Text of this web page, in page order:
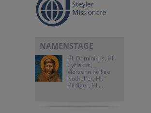
NAMENSTAGE
Hl. Dominikus, Hl.
Cyriakus, ,
Vierzehn heilige
Nothelfer, Hl.
Hildiger, Hl....